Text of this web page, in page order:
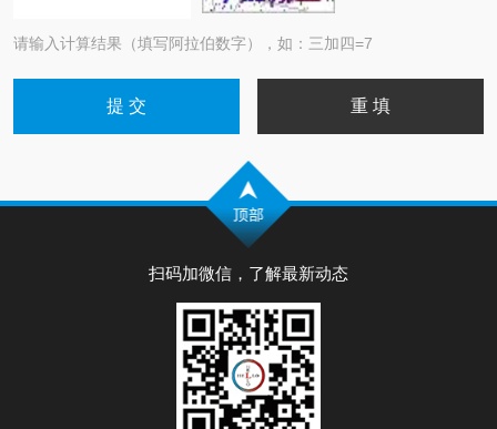
请输入计算结果（填写阿拉伯数字），如：三加四=7
扫码加微信，了解最新动态